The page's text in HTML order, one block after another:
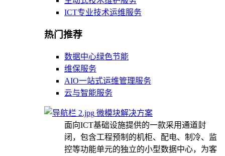
ICT专业技术运维服务
热门推荐
数据中心绿色节能
维保服务
AIO一站式运维管理服务
云与智能服务
微模块解决方案
面向ICT基础设施提供的一款采用通道封
闭，包含工程预制的机柜、配电、制冷、监
控等功能单元的独立的小型数据中心，为客